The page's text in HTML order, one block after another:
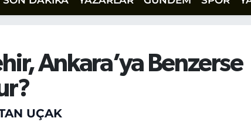
Ankara’ya Benzerse
UÇAK